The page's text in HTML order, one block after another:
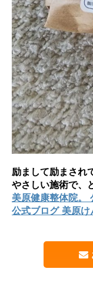
励まして励まされ
やさしい施術で、
美原健康整体院。
公式ブログ 美原け